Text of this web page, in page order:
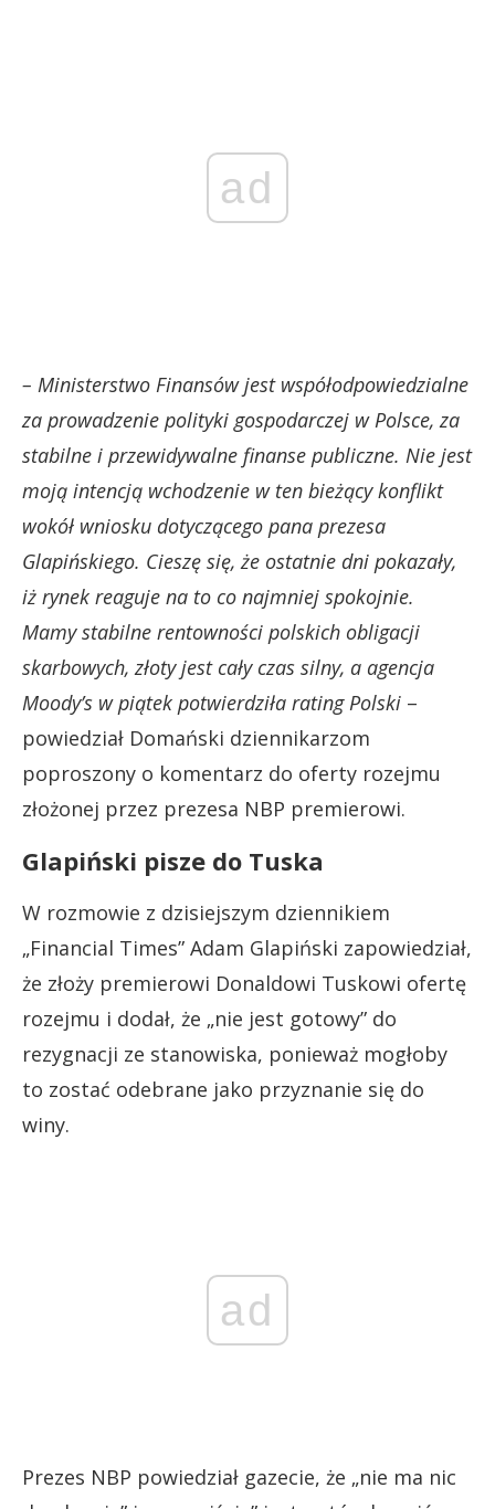
ad
– Ministerstwo Finansów jest współodpowiedzialne
za prowadzenie polityki gospodarczej w Polsce, za
stabilne i przewidywalne finanse publiczne. Nie jest
moją intencją wchodzenie w ten bieżący konflikt
wokół wniosku dotyczącego pana prezesa
Glapińskiego. Cieszę się, że ostatnie dni pokazały,
iż rynek reaguje na to co najmniej spokojnie.
Mamy stabilne rentowności polskich obligacji
skarbowych, złoty jest cały czas silny, a agencja
Moody’s w piątek potwierdziła rating Polski –
powiedział Domański dziennikarzom
poproszony o komentarz do oferty rozejmu
złożonej przez prezesa NBP premierowi.
Glapiński pisze do Tuska
W rozmowie z dzisiejszym dziennikiem
„Financial Times” Adam Glapiński zapowiedział,
że złoży premierowi Donaldowi Tuskowi ofertę
rozejmu i dodał, że „nie jest gotowy” do
rezygnacji ze stanowiska, ponieważ mogłoby
to zostać odebrane jako przyznanie się do
winy.
ad
Prezes NBP powiedział gazecie, że „nie ma nic